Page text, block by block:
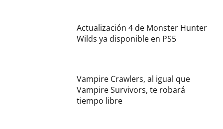
Actualización 4 de Monster Hunter
Wilds ya disponible en PS5
Vampire Crawlers, al igual que
Vampire Survivors, te robará
tiempo libre